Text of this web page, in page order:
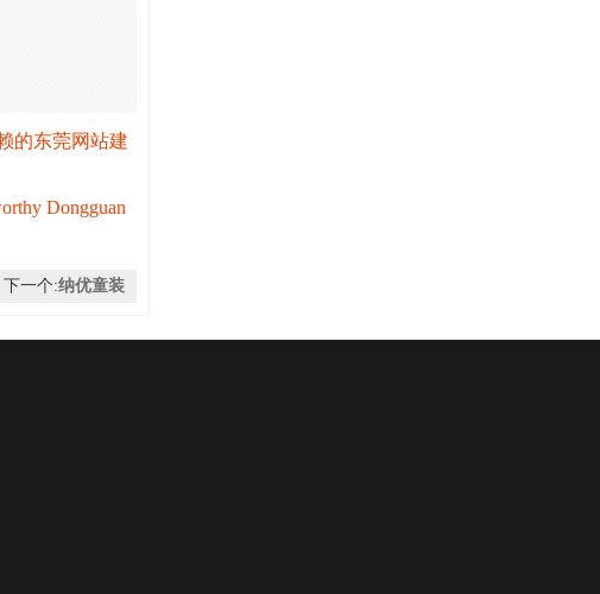
的东莞网站建
Dongguan
下一个:纳优童装